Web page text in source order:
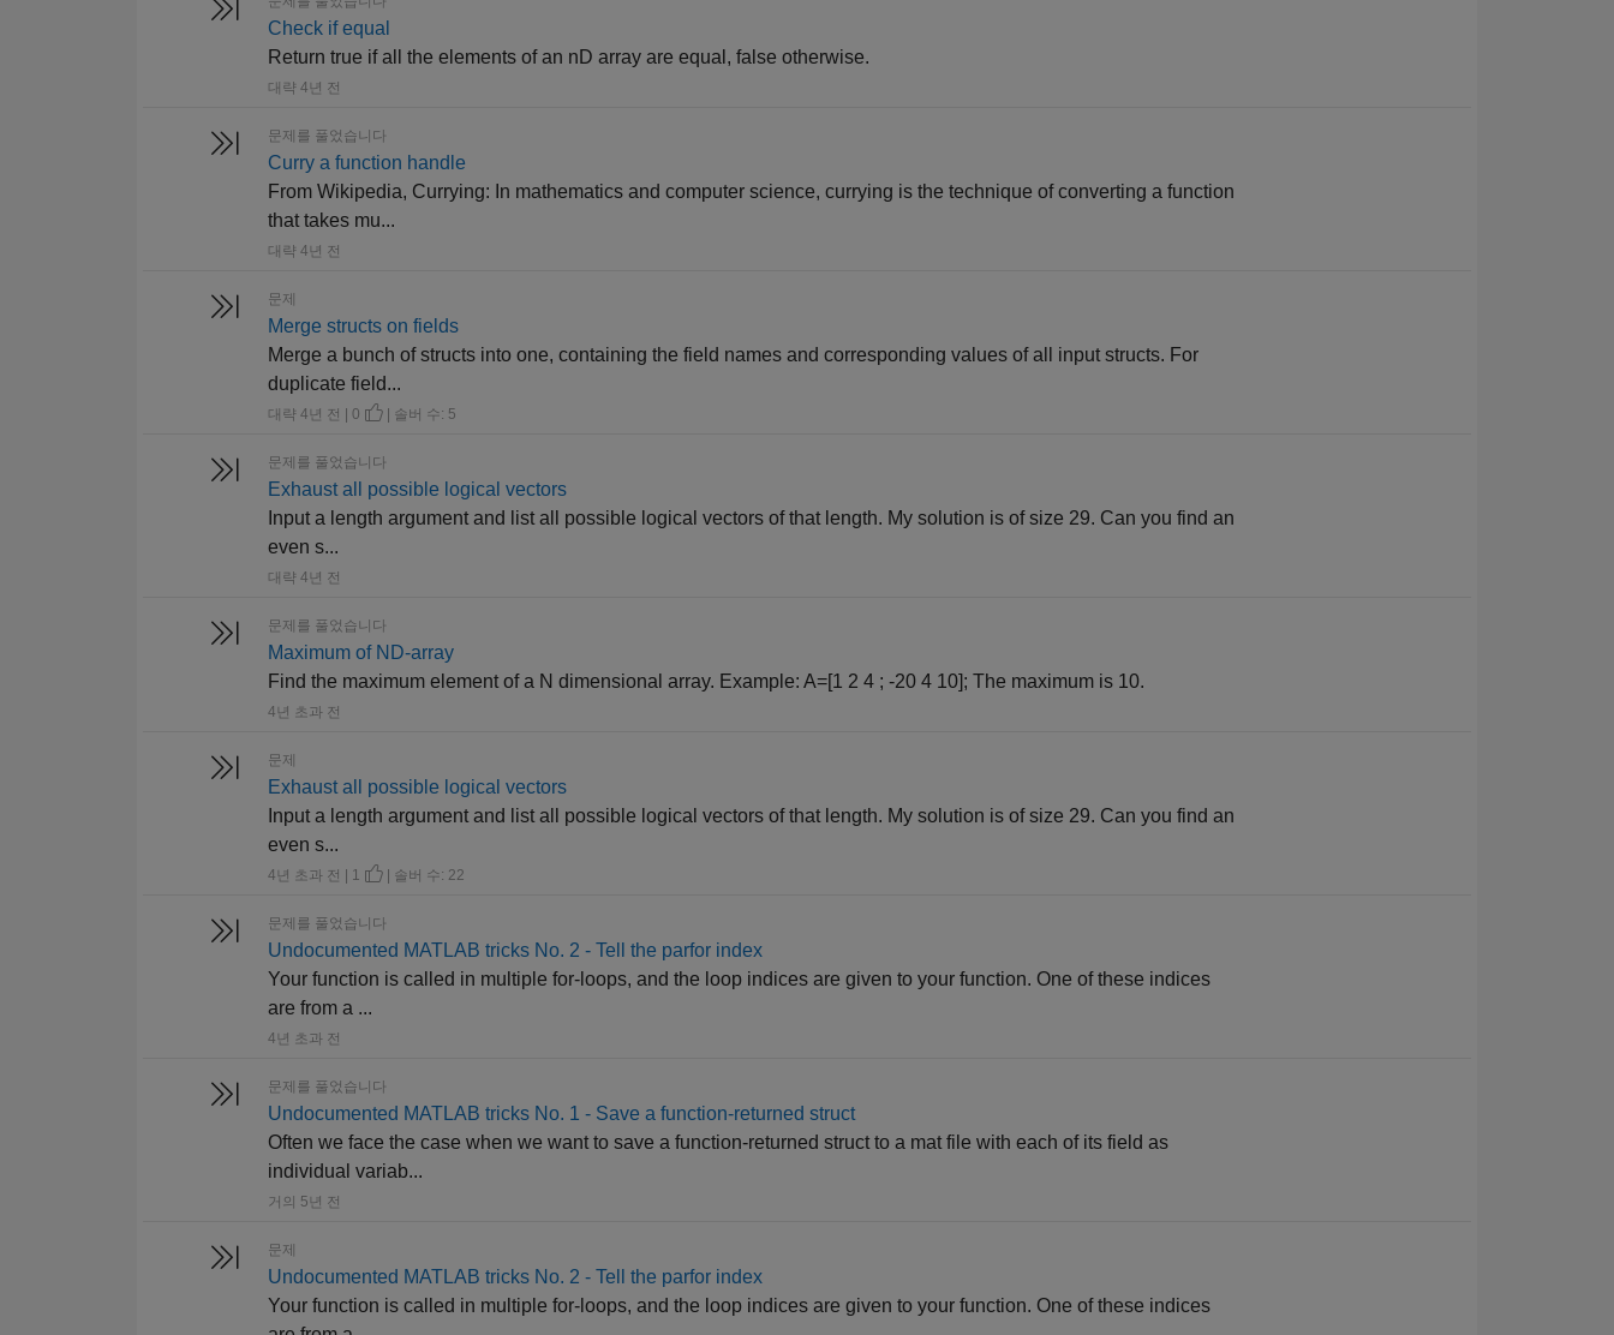
Check if equal
Return true if all the elements of an nD array are equal, false otherwise.
대략 4년 전
문제를 풀었습니다
Curry a function handle
From Wikipedia, Currying: In mathematics and computer science, currying is the technique of converting a function
that takes mu...
대략 4년 전
문제
Merge structs on fields
Merge a bunch of structs into one, containing the field names and corresponding values of all input structs. For
duplicate field...
대략 4년 전 | 0 | 솔버 수: 5
문제를 풀었습니다
Exhaust all possible logical vectors
Input a length argument and list all possible logical vectors of that length. My solution is of size 29. Can you find an
even s...
대략 4년 전
문제를 풀었습니다
Maximum of ND-array
Find the maximum element of a N dimensional array. Example: A=[1 2 4 ; -20 4 10]; The maximum is 10.
4년 초과 전
문제
Exhaust all possible logical vectors
Input a length argument and list all possible logical vectors of that length. My solution is of size 29. Can you find an
even s...
4년 초과 전 | 1 | 솔버 수: 22
문제를 풀었습니다
Undocumented MATLAB tricks No. 2 - Tell the parfor index
Your function is called in multiple for-loops, and the loop indices are given to your function. One of these indices
are from a ...
4년 초과 전
문제를 풀었습니다
Undocumented MATLAB tricks No. 1 - Save a function-returned struct
Often we face the case when we want to save a function-returned struct to a mat file with each of its field as
individual variab...
거의 5년 전
문제
Undocumented MATLAB tricks No. 2 - Tell the parfor index
Your function is called in multiple for-loops, and the loop indices are given to your function. One of these indices